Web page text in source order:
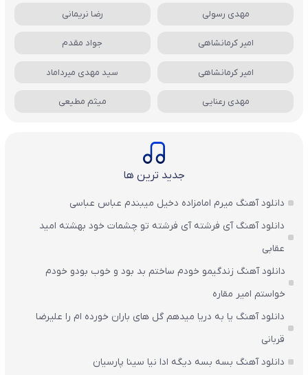
مهدی رسولی رضا نریمانی
امیر کرمانشاهی جواد مقدم
امیر کرمانشاهی سید مهدی میرداماد
مهدی رعنایی میثم مطیعی
جدید ترین ها
دانلود آهنگ میرم امامزاده دخیل میبندم عباس عباسی
دانلود آهنگ آی فرشته آی فرشته تو چشمات خود بهشته امید
عقابی
دانلود آهنگ زندگیمو خودم ساختم بد بود و خوب بودو خودم
خواستم امیر مقاره
دانلود آهنگ یا به دریا میدهم گل های باران‌ خورده ام را علیرضا
قربانی
دانلود آهنگ بسه بسه دیگه ادا نیا سینا پارسیان